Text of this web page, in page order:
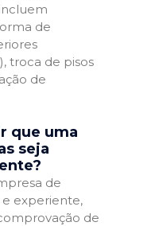
de
troca de pisos
de
que uma
seja
de
e experiente,
de